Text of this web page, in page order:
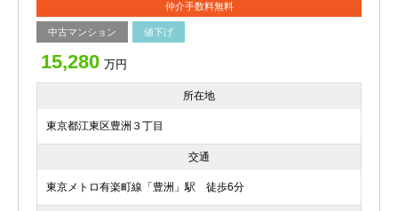
仲介手数料無料
中古マンション 値下げ
15,280 万円
所在地
東京都江東区豊洲３丁目
交通
東京メトロ有楽町線「豊洲」駅 徒歩6分